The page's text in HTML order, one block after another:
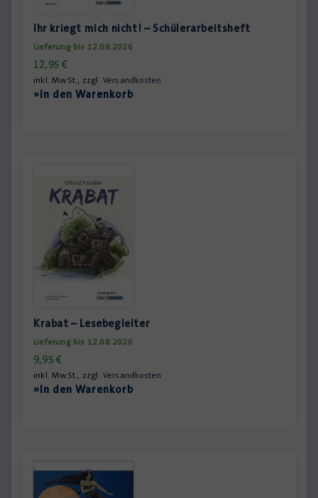
Ihr kriegt mich nicht! – Schülerarbeitsheft
Lieferung bis 12.08.2026
12,95€
inkl. MwSt., zzgl. Versandkosten
»In den Warenkorb
Krabat – Lesebegleiter
Lieferung bis 12.08.2026
9,95 €
inkl. MwSt., zzgl. Versandkosten
»In den Warenkorb